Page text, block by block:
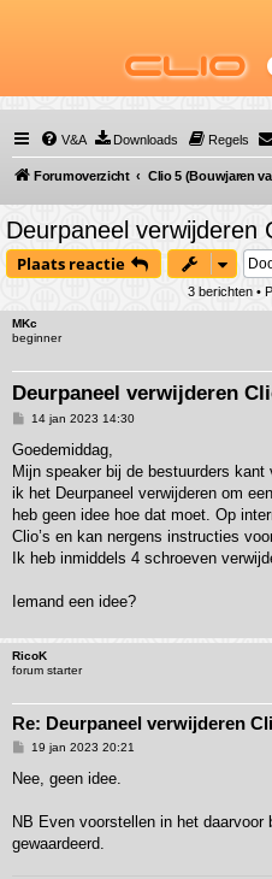
Clio
V&A Downloads Regels
Forumoverzicht
Deurpaneel verwijderen
Plaats reactie
3 berichten •
MKc
beginner
Deurpaneel verwijderen
B
r
c
h
14 jan 2023 14:30
Goedemiddag,
Mijn speaker bij de bestuurders
ik het Deurpaneel verwijderen om
heb geen idee hoe dat moet. Op
Clio’s en kan nergens instructies
Ik heb inmiddels 4 schroeven
Iemand een idee?
RicoK
forum starter
Re: Deurpaneel verwijderen
B
r
h
19 jan 2023 20:21
Nee, geen idee.
NB Even voorstellen in het daarvoor
gewaardeerd.